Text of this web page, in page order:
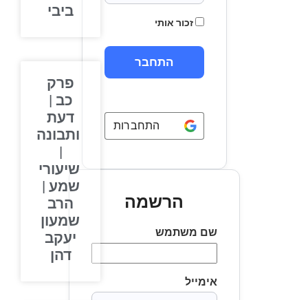
זכור אותי
התחברות באמצעות Google
הרשמה
שם משתמש
אימייל
ביבי
פרק
כב |
דעת
ותבונה
שיעורי
שמע |
הרב
שמעון
יעקב
דהן